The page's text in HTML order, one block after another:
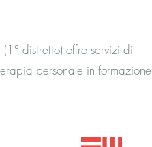
distretto) offro servizi di
personale in